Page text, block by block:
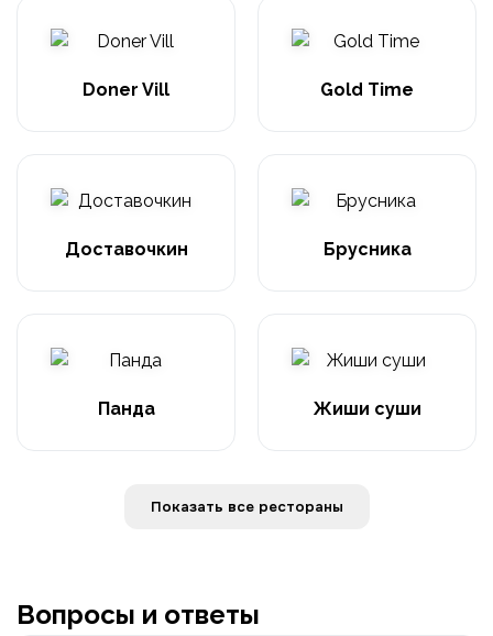
Doner Vill Gold Time
Доставочкин Брусника
Панда Жиши суши
Показать все рестораны
Вопросы и ответы